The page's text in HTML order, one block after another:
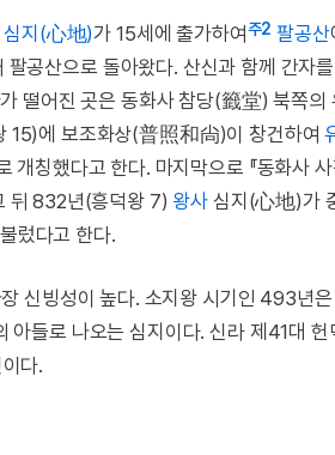
심지(心地)가 15세에 출가하여주2 팔공산
팔공산으로 돌아왔다. 산신과 함께 간자
떨어진 곳은 동화사 참당(籤堂) 북쪽
15)에 보조화상(普照和尙)이 창건하여
칭했다고 한다. 마지막으로 『동화사
뒤 832년(흥덕왕 7) 왕사 심지(心地)가
렀다고 한다.
신빙성이 높다. 소지왕 시기인 493년은
아들로 나오는 심지이다. 신라 제41대
다.